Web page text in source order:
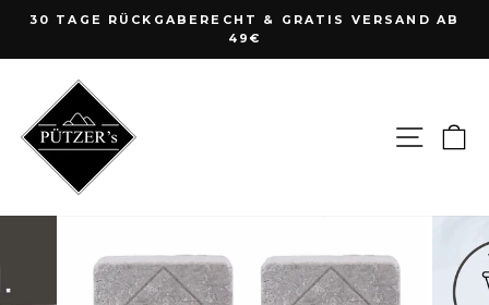
Direkt
Inhalt
Pause
30 TAGE RÜCKGABERECHT & GRATIS VERSAND AB
49€